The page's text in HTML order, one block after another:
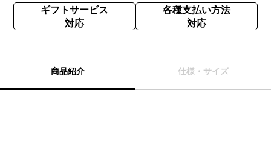
ギフトサービス
対応
各種支払い方法
対応
商品紹介 仕様・サイズ